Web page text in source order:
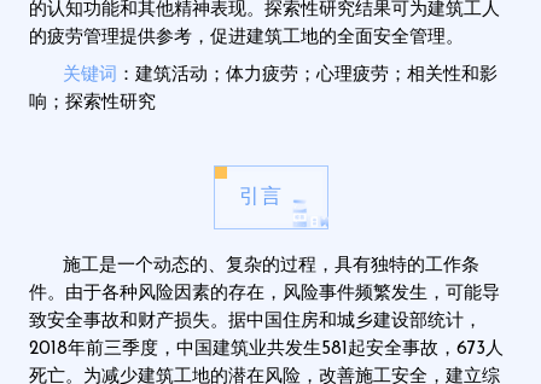
的认知功能和其他精神表现。探索性研究结果可为建筑工人
的疲劳管理提供参考，促进建筑工地的全面安全管理。
关键词 ：建筑活动；体力疲劳；心理疲劳；相关性和影
响；探索性研究
引言
施工是一个动态的、复杂的过程，具有独特的工作条
件。由于各种风险因素的存在，风险事件频繁发生，可能导
致安全事故和财产损失。 据中国住房和城乡建设部统计，
2018年前三季度，中国建筑业共发生581起安全事故，673人
死亡。为减少建筑工地的潜在风险，改善施工安全，建立综